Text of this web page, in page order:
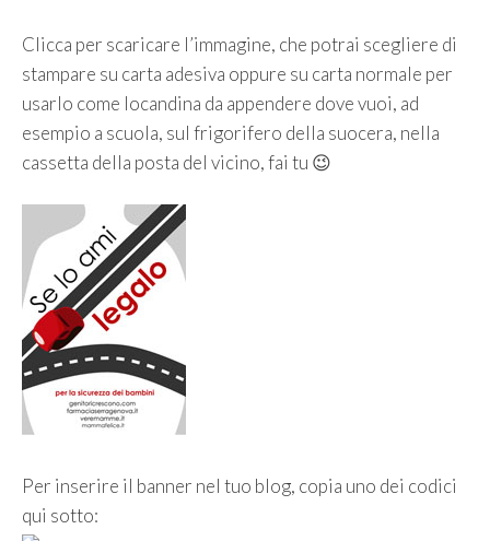
Clicca per scaricare l’immagine, che potrai scegliere di
stampare su carta adesiva oppure su carta normale per
usarlo come locandina da appendere dove vuoi, ad
esempio a scuola, sul frigorifero della suocera, nella
cassetta della posta del vicino, fai tu 😉
Per inserire il banner nel tuo blog, copia uno dei codici
qui sotto: